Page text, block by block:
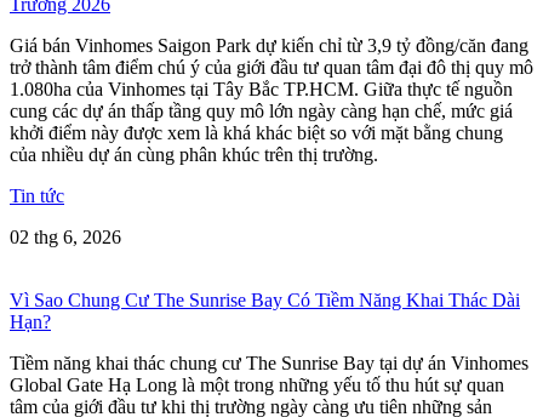
Trường 2026
Giá bán Vinhomes Saigon Park dự kiến chỉ từ 3,9 tỷ đồng/căn đang
trở thành tâm điểm chú ý của giới đầu tư quan tâm đại đô thị quy mô
1.080ha của Vinhomes tại Tây Bắc TP.HCM. Giữa thực tế nguồn
cung các dự án thấp tầng quy mô lớn ngày càng hạn chế, mức giá
khởi điểm này được xem là khá khác biệt so với mặt bằng chung
của nhiều dự án cùng phân khúc trên thị trường.
Tin tức
02 thg 6, 2026
Vì Sao Chung Cư The Sunrise Bay Có Tiềm Năng Khai Thác Dài
Hạn?
Tiềm năng khai thác chung cư The Sunrise Bay tại dự án Vinhomes
Global Gate Hạ Long là một trong những yếu tố thu hút sự quan
tâm của giới đầu tư khi thị trường ngày càng ưu tiên những sản